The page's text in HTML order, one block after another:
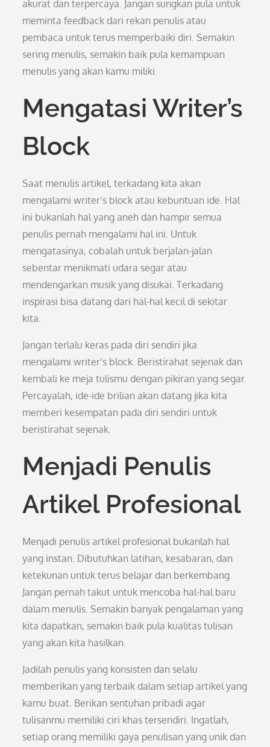
akurat dan terpercaya. Jangan sungkan pula untuk
meminta feedback dari rekan penulis atau
pembaca untuk terus memperbaiki diri. Semakin
sering menulis, semakin baik pula kemampuan
menulis yang akan kamu miliki.
Mengatasi Writer’s
Block
Saat menulis artikel, terkadang kita akan
mengalami writer’s block atau kebuntuan ide. Hal
ini bukanlah hal yang aneh dan hampir semua
penulis pernah mengalami hal ini. Untuk
mengatasinya, cobalah untuk berjalan-jalan
sebentar menikmati udara segar atau
mendengarkan musik yang disukai. Terkadang
inspirasi bisa datang dari hal-hal kecil di sekitar
kita.
Jangan terlalu keras pada diri sendiri jika
mengalami writer’s block. Beristirahat sejenak dan
kembali ke meja tulismu dengan pikiran yang segar.
Percayalah, ide-ide brilian akan datang jika kita
memberi kesempatan pada diri sendiri untuk
beristirahat sejenak.
Menjadi Penulis
Artikel Profesional
Menjadi penulis artikel profesional bukanlah hal
yang instan. Dibutuhkan latihan, kesabaran, dan
ketekunan untuk terus belajar dan berkembang.
Jangan pernah takut untuk mencoba hal-hal baru
dalam menulis. Semakin banyak pengalaman yang
kita dapatkan, semakin baik pula kualitas tulisan
yang akan kita hasilkan.
Jadilah penulis yang konsisten dan selalu
memberikan yang terbaik dalam setiap artikel yang
kamu buat. Berikan sentuhan pribadi agar
tulisanmu memiliki ciri khas tersendiri. Ingatlah,
setiap orang memiliki gaya penulisan yang unik dan